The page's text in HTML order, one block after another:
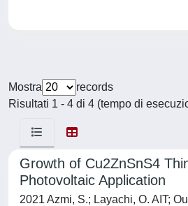
Mostra
records
Risultati 1 - 4 di 4 (tempo di
Growth of Cu2ZnSnS4
Photovoltaic Application
2021 Azmi, S.; Layachi, O. AIT;